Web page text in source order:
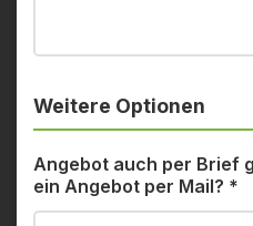
Weitere Optionen
Angebot auch per Brief
ein Angebot per Mail? *